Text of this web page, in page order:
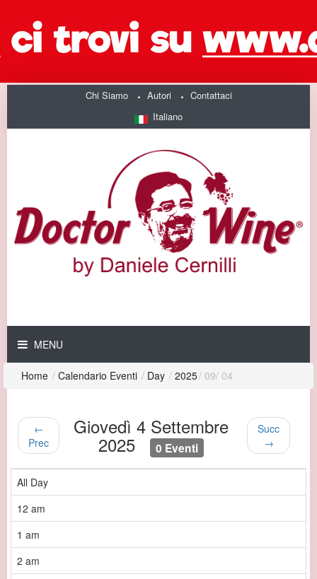
Chi Siamo Autori
Contattaci
Italiano
MENU
Home / Calendario Eventi / Day / 2025/ 09/ 04
←
Prec
Giovedì 4 Settembre
2025 0 Eventi
Succ
→
All Day
12 am
1 am
2 am